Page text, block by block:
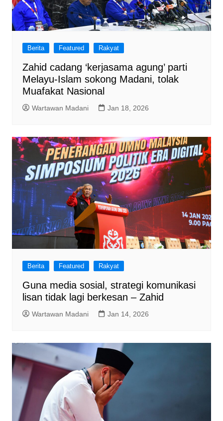
Berita Featured Rakyat
Zahid cadang ‘kerjasama agung’ parti
Melayu-Islam sokong Madani, tolak
Muafakat Nasional
Wartawan Madani Jan 18, 2026
Berita Featured Rakyat
Guna media sosial, strategi komunikasi
lisan tidak lagi berkesan – Zahid
Wartawan Madani Jan 14, 2026